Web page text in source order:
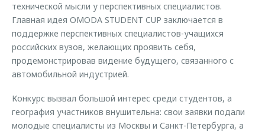
технической мысли у перспективных специалистов.
Главная идея OMODA STUDENT CUP заключается в
поддержке перспективных специалистов-учащихся
российских вузов, желающих проявить себя,
продемонстрировав видение будущего, связанного с
автомобильной индустрией.
Конкурс вызвал большой интерес среди студентов, а
география участников внушительна: свои заявки подали
молодые специалисты из Москвы и Санкт-Петербурга, а